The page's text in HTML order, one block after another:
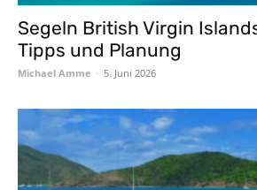
Segeln British Virgin
Tipps und Planung
Michael Amme - 5. Juni 2026